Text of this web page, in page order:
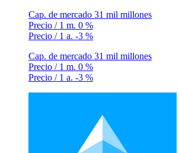
Cap. de mercado 31 mil millones
Precio / 1 m. 0 %
Precio / 1 a. -3 %
Cap. de mercado 31 mil millones
Precio / 1 m. 0 %
Precio / 1 a. -3 %